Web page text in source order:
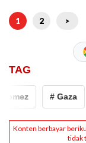
1 2 >
TAG
# Gaza